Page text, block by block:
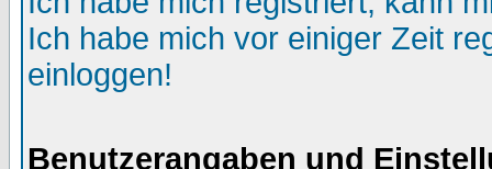
Ich habe mich vor einiger Zeit
einloggen!
Benutzerangaben und